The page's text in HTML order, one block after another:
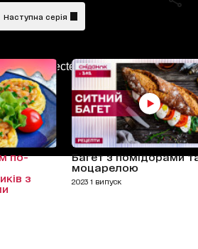
Наступна серія
по-
з
Багет з помідорами
моцарелою
2023 1 випуск